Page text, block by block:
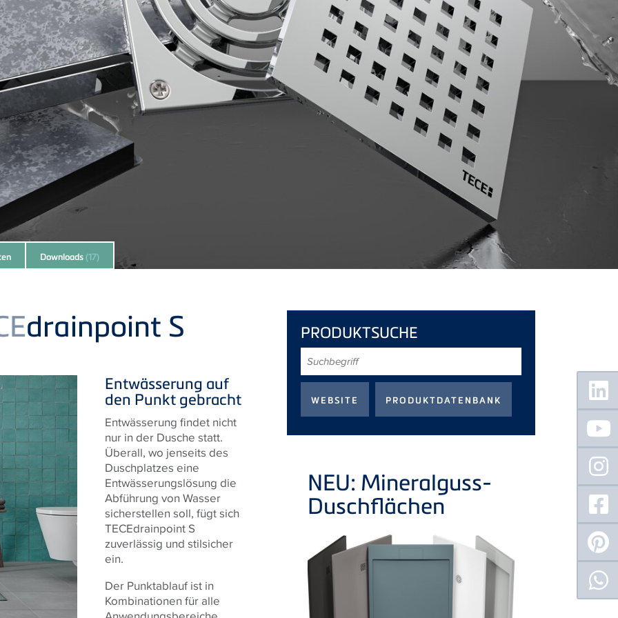
Downloads (17)
drainpoint S
Entwässerung auf
den Punkt gebracht
Entwässerung findet nicht
nur in der Dusche statt.
Überall, wo jenseits des
Duschplatzes eine
Entwässerungslösung die
Abführung von Wasser
sicherstellen soll, fügt sich
TECEdrainpoint S
zuverlässig und stilsicher
ein.
Der Punktablauf ist in
Kombinationen für alle
PRODUKTSUCHE
NEU: Mineralguss-
Duschflächen
Floating